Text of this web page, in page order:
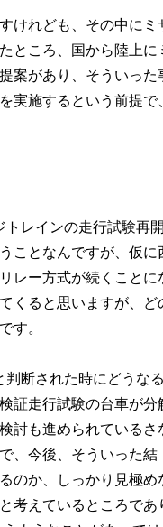
けれども、その中にミ
ところ、国から陸上に
案があり、そういった
実施するという前提で
レインの走行試験再開
ことなんですが、仮に
レー方式が続くことに
くると思いますが、ど
す。
断された時にどうなる
証走行試験の台車が分
討も進められているさ
、今後、そういった結
のか、しっかり見極め
考えているところであ